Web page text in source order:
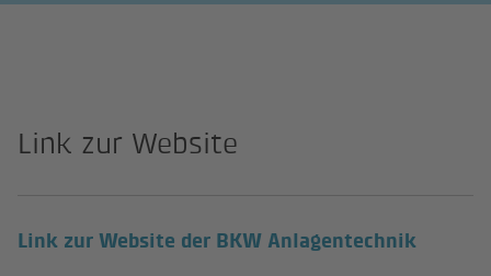
Link zur Website
Link zur Website der BKW Anlagentechnik